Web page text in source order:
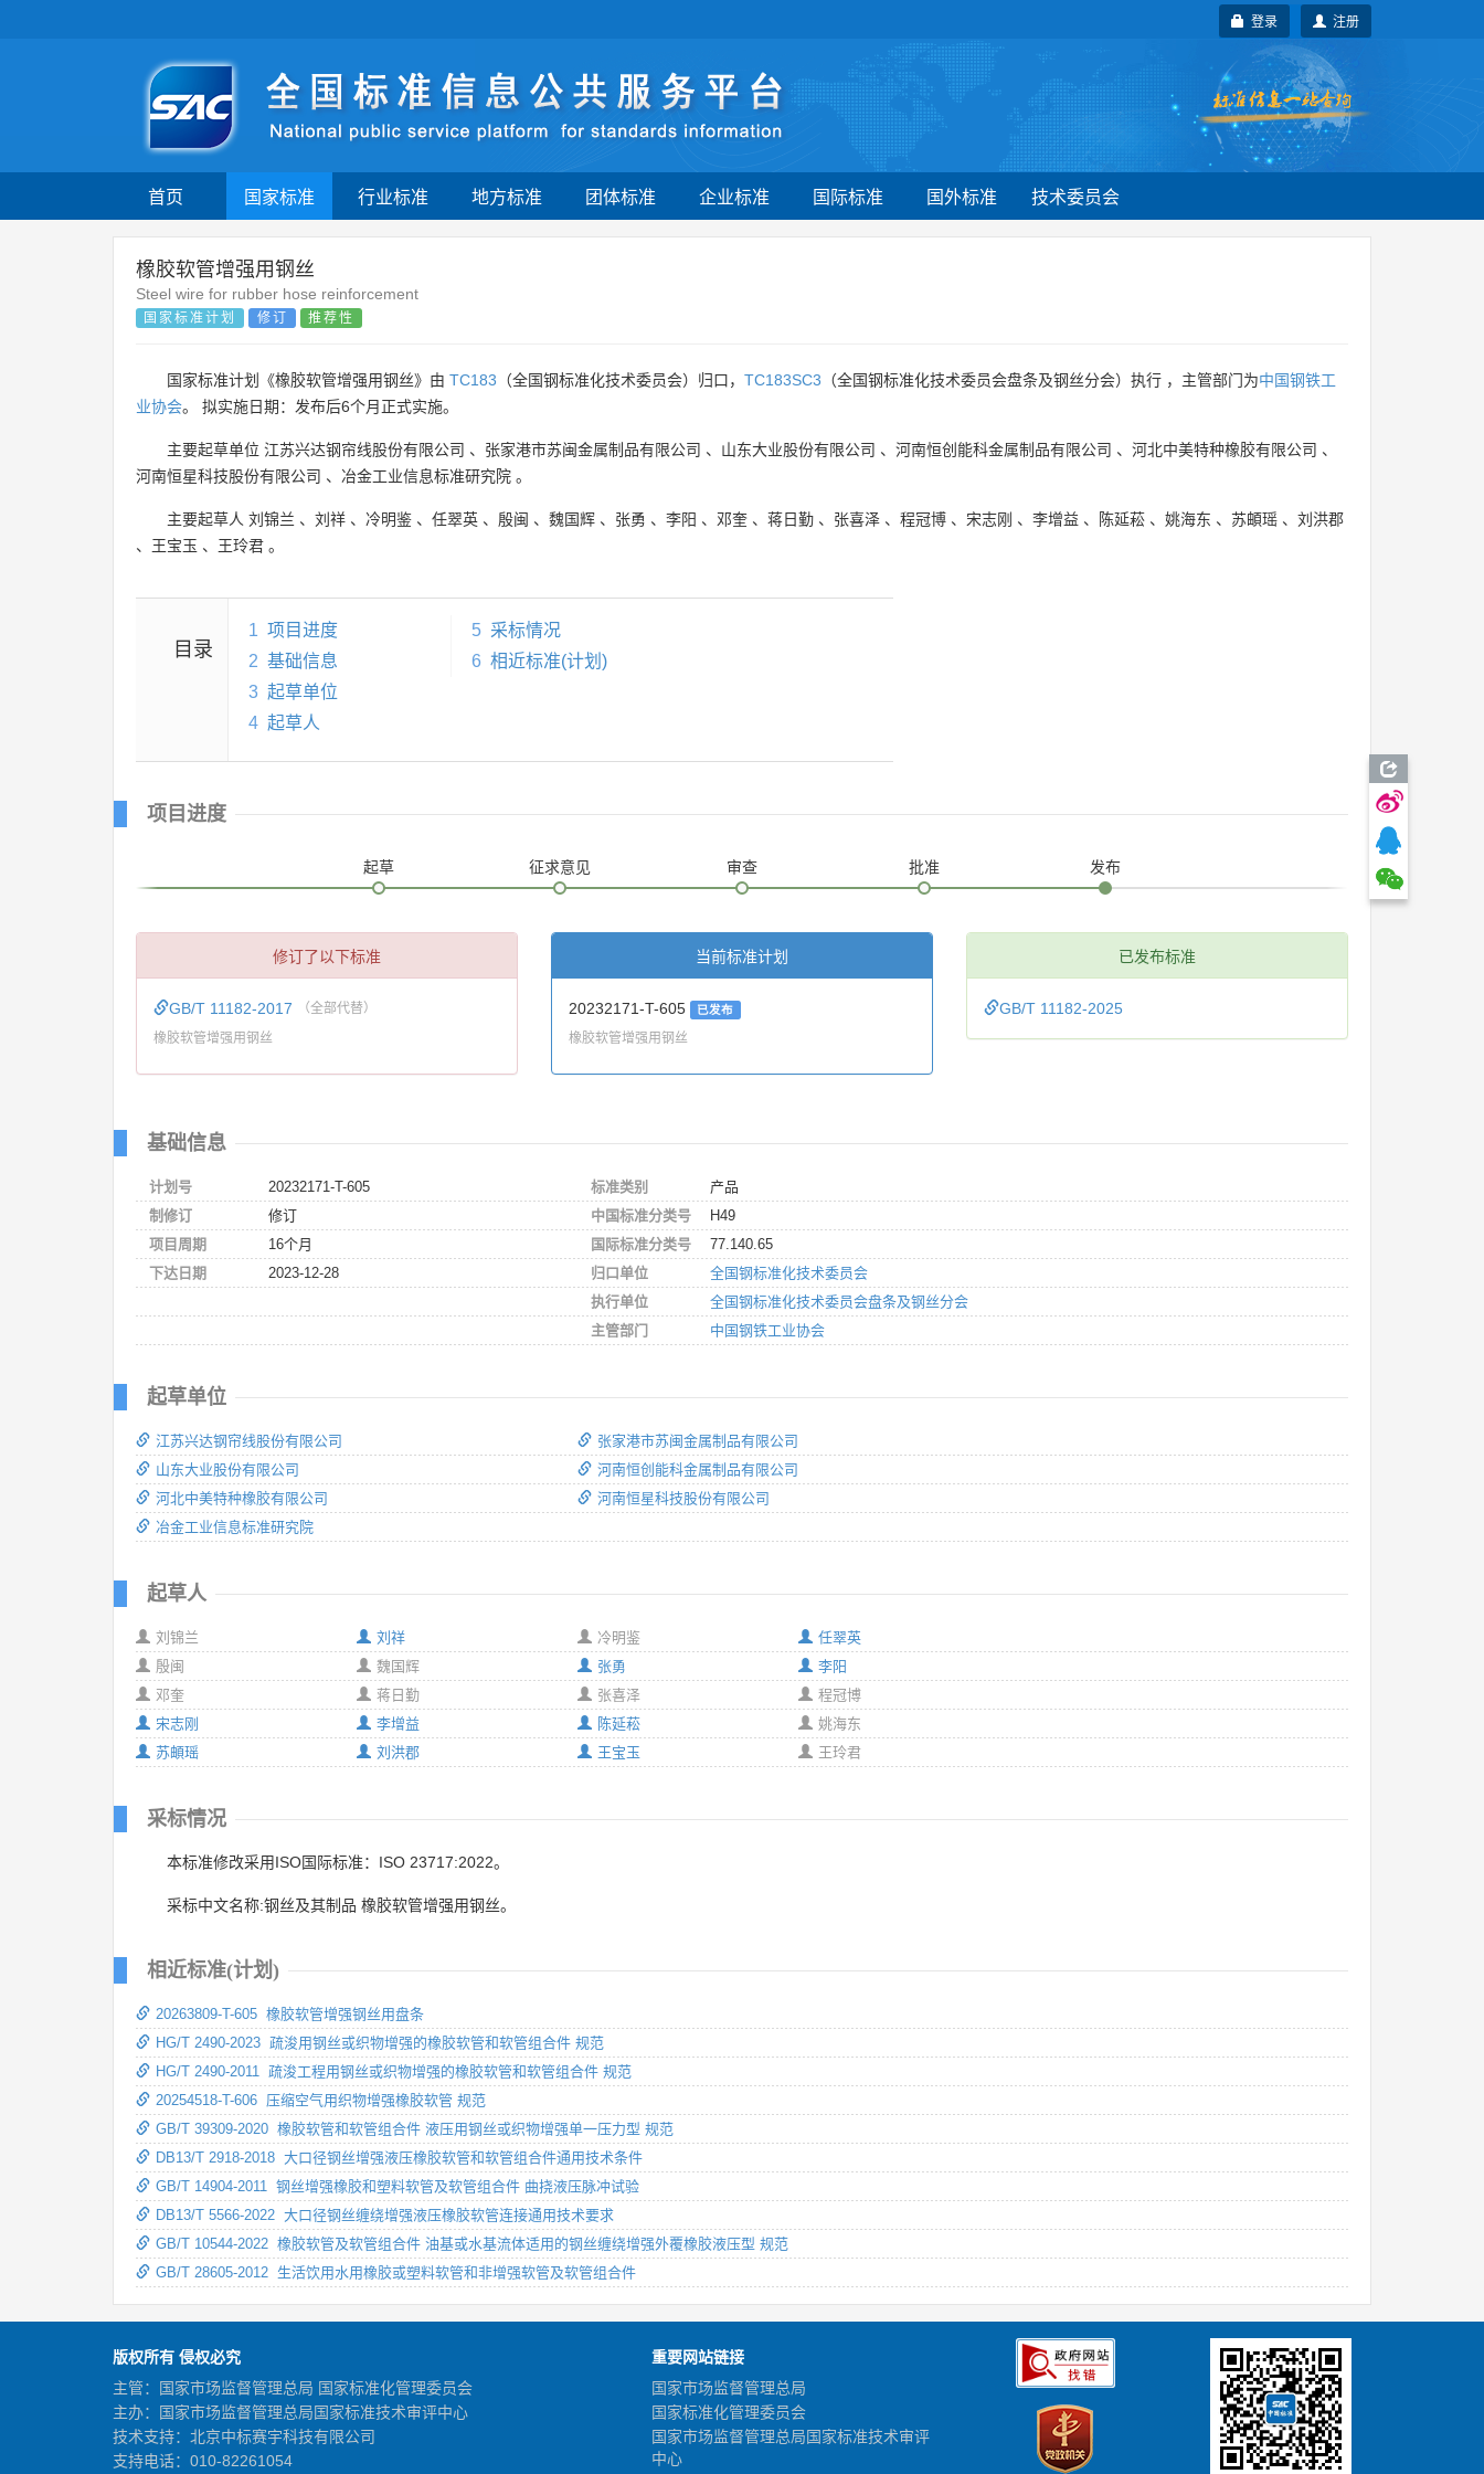
注册
登录
首页 国家标准 行业标准 地方标准 团体标准 企业标准 国际标准 国外标准 技术委员会
橡胶软管增强用钢丝
Steel wire for rubber hose reinforcement
国家标准计划 修订 推荐性
国家标准计划《橡胶软管增强用钢丝》由 TC183 （全国钢标准化技术委员会）归口， TC183SC3 （全国钢标准化技术委员会盘条及钢丝分会）执行 ，主管部门为中国钢铁工
业协会。 拟实施日期：发布后6个月正式实施。
主要起草单位 江苏兴达钢帘线股份有限公司 、 张家港市苏闽金属制品有限公司 、 山东大业股份有限公司 、 河南恒创能科金属制品有限公司 、 河北中美特种橡胶有限公司 、
河南恒星科技股份有限公司 、 冶金工业信息标准研究院 。
主要起草人 刘锦兰 、 刘祥 、 冷明鉴 、 任翠英 、 殷闽 、 魏国辉 、 张勇 、 李阳 、 邓奎 、 蒋日勤 、 张喜泽 、 程冠博 、 宋志刚 、 李增益 、 陈延菘 、 姚海东 、 苏頔瑶 、 刘洪郡
、 王宝玉 、 王玲君 。
目录
1 项目进度
2 基础信息
3 起草单位
4 起草人
5 采标情况
6 相近标准(计划)
项目进度
起草 征求意见 审查 批准 发布
修订了以下标准
GB/T 11182-2017 （全部代替）
橡胶软管增强用钢丝
当前标准计划
20232171-T-605 已发布
橡胶软管增强用钢丝
已发布标准
GB/T 11182-2025
基础信息
计划号
20232171-T-605
制修订
修订
项目周期
16个月
下达日期
2023-12-28
标准类别
产品
中国标准分类号
H49
国际标准分类号
77.140.65
归口单位
全国钢标准化技术委员会
执行单位
全国钢标准化技术委员会盘条及钢丝分会
主管部门
中国钢铁工业协会
起草单位
江苏兴达钢帘线股份有限公司
山东大业股份有限公司
河北中美特种橡胶有限公司
冶金工业信息标准研究院
张家港市苏闽金属制品有限公司
河南恒创能科金属制品有限公司
河南恒星科技股份有限公司
起草人
刘锦兰
刘祥
殷闽
魏国辉
邓奎
蒋日勤
宋志刚
李增益
苏頔瑶
刘洪郡
冷明鉴
任翠英
张勇
李阳
张喜泽
程冠博
陈延菘
姚海东
王宝玉
王玲君
采标情况
本标准修改采用ISO国际标准：ISO 23717:2022。
采标中文名称:钢丝及其制品 橡胶软管增强用钢丝。
相近标准(计划)
20263809-T-605 橡胶软管增强钢丝用盘条
HG/T 2490-2023 疏浚用钢丝或织物增强的橡胶软管和软管组合件 规范
HG/T 2490-2011 疏浚工程用钢丝或织物增强的橡胶软管和软管组合件 规范
20254518-T-606 压缩空气用织物增强橡胶软管 规范
GB/T 39309-2020 橡胶软管和软管组合件 液压用钢丝或织物增强单一压力型 规范
DB13/T 2918-2018 大口径钢丝增强液压橡胶软管和软管组合件通用技术条件
GB/T 14904-2011 钢丝增强橡胶和塑料软管及软管组合件 曲挠液压脉冲试验
DB13/T 5566-2022 大口径钢丝缠绕增强液压橡胶软管连接通用技术要求
GB/T 10544-2022 橡胶软管及软管组合件 油基或水基流体适用的钢丝缠绕增强外覆橡胶液压型 规范
GB/T 28605-2012 生活饮用水用橡胶或塑料软管和非增强软管及软管组合件
版权所有 侵权必究
主管：国家市场监督管理总局 国家标准化管理委员会
主办：国家市场监督管理总局国家标准技术审评中心
技术支持：北京中标赛宇科技有限公司
支持电话：010-82261054
重要网站链接
国家市场监督管理总局
国家标准化管理委员会
国家市场监督管理总局国家标准技术审评
中心